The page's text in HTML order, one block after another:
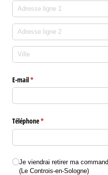
E-mail*
(requis)
Téléphone*
(requis)
Choix de livraison
Je viendrai retirer ma
(Le Controis-en-Sologne)